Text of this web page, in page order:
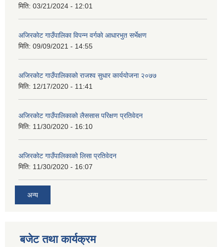
मिति: 03/21/2024 - 12:01
अजिरकाेट गाउँपालिका विपन्न वर्गकाे आधारभुत सर्भेक्षण
मिति: 09/09/2021 - 14:55
अजिरकोट गाउँपालिकाको राजश्व सुधार कार्ययोजना २०७७
मिति: 12/17/2020 - 11:41
अजिरकोट गाउँपालिकाको लैससास परिक्षण प्रतिवेदन
मिति: 11/30/2020 - 16:10
अजिरकोट गाउँपालिकाको लिसा प्रतिवेदन
मिति: 11/30/2020 - 16:07
अन्य
बजेट तथा कार्यक्रम